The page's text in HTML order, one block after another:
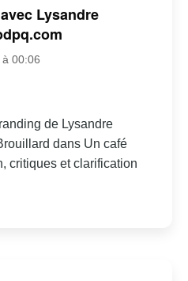
Lysandre
00:06
de Lysandre
dans Un café
critiques et clarification